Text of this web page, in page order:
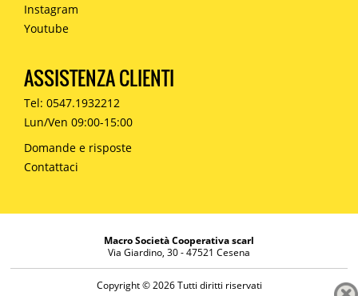
Instagram
Youtube
ASSISTENZA CLIENTI
Tel: 0547.1932212
Lun/Ven 09:00-15:00
Domande e risposte
Contattaci
Macro Società Cooperativa scarl
Via Giardino, 30 - 47521 Cesena
Copyright © 2026 Tutti diritti riservati